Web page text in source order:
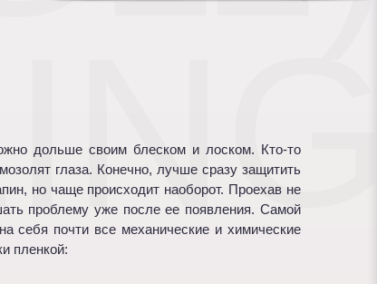
дольше своим блеском и лоском. Кто-то
глаза. Конечно, лучше сразу защитить
но чаще происходит наоборот. Проехав не
проблему уже после ее появления. Самой
себя почти все механические и химические
пленкой: